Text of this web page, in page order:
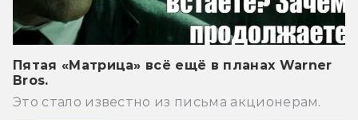
Пятая «Матрица» всё ещё в планах Warner
Bros.
Это стало известно из письма акционерам.